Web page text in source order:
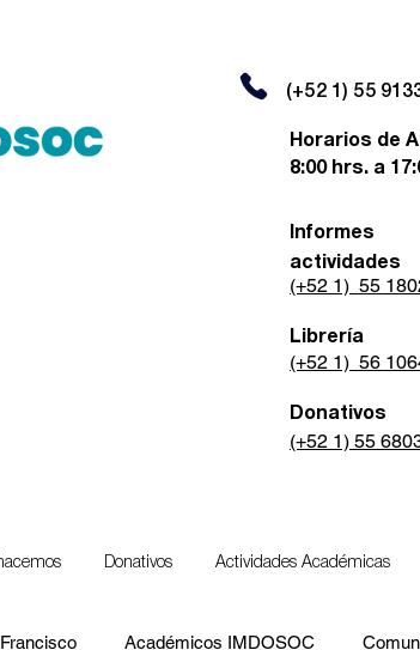
(+52 1) 55
Horarios de
8:00 hrs. a
Informes
actividades
(+52 1) 55
Librería
(+52 1) 56
Donativos
(+52 1) 55
Donativos Actividades Académicas
Académicos IMDOSOC